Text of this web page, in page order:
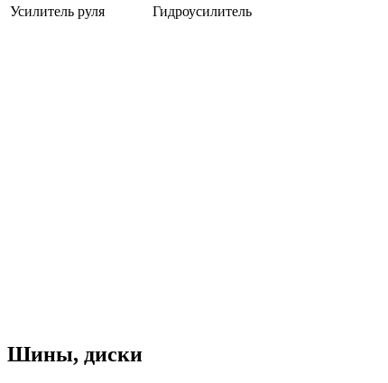
Усилитель руля
Гидроусилитель
Шины, диски